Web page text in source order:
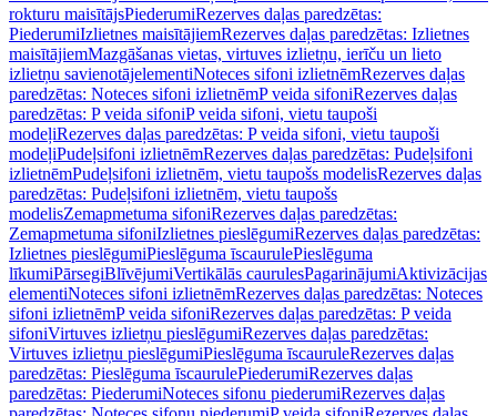
rokturu maisītājsPiederumiRezerves daļas paredzētas:
PiederumiIzlietnes maisītājiemRezerves daļas paredzētas: Izlietnes
maisītājiemMazgāšanas vietas, virtuves izlietņu, ierīču un lieto
izlietņu savienotājelementiNoteces sifoni izlietnēmRezerves daļas
paredzētas: Noteces sifoni izlietnēmP veida sifoniRezerves daļas
paredzētas: P veida sifoniP veida sifoni, vietu taupoši
modeļiRezerves daļas paredzētas: P veida sifoni, vietu taupoši
modeļiPudeļsifoni izlietnēmRezerves daļas paredzētas: Pudeļsifoni
izlietnēmPudeļsifoni izlietnēm, vietu taupošs modelisRezerves daļas
paredzētas: Pudeļsifoni izlietnēm, vietu taupošs
modelisZemapmetuma sifoniRezerves daļas paredzētas:
Zemapmetuma sifoniIzlietnes pieslēgumiRezerves daļas paredzētas:
Izlietnes pieslēgumiPieslēguma īscaurulePieslēguma
līkumiPārsegiBlīvējumiVertikālās caurulesPagarinājumiAktivizācijas
elementiNoteces sifoni izlietnēmRezerves daļas paredzētas: Noteces
sifoni izlietnēmP veida sifoniRezerves daļas paredzētas: P veida
sifoniVirtuves izlietņu pieslēgumiRezerves daļas paredzētas:
Virtuves izlietņu pieslēgumiPieslēguma īscauruleRezerves daļas
paredzētas: Pieslēguma īscaurulePiederumiRezerves daļas
paredzētas: PiederumiNoteces sifonu piederumiRezerves daļas